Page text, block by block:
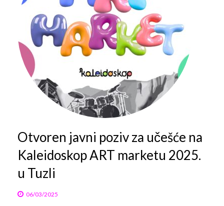
Galerija 2024
Galerija 2025
Otvoren javni poziv za učešće na
Kaleidoskop ART marketu 2025.
u Tuzli
06/03/2025